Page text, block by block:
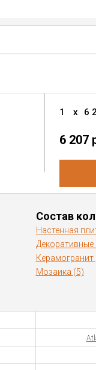
1 x 6
6 207
Состав
Настенная
Керамогранит
Мозаика (5)